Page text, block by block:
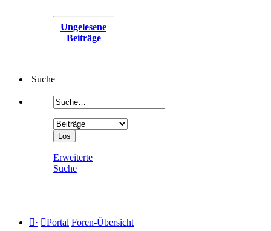
Ungelesene
Beiträge
Suche
Erweiterte
Suche
· Portal Foren-Übersicht